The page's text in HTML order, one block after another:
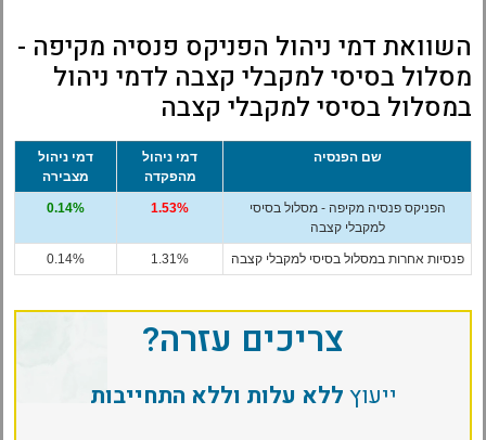
השוואת דמי ניהול הפניקס פנסיה מקיפה -
מסלול בסיסי למקבלי קצבה לדמי ניהול
במסלול בסיסי למקבלי קצבה
שם הפנסיה
דמי ניהול
מהפקדה
דמי ניהול
מצבירה
הפניקס פנסיה מקיפה - מסלול בסיסי
למקבלי קצבה
1.53%
0.14%
פנסיות אחרות במסלול בסיסי למקבלי קצבה 1.31%
0.14%
צריכים עזרה?
ייעוץללא עלות וללא התחייבות